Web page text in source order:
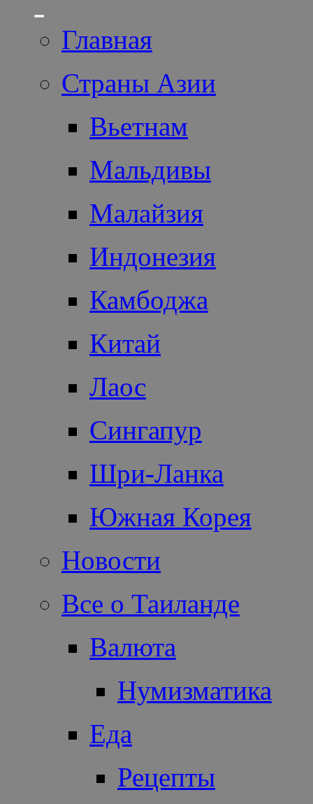
Главная
Страны Азии
Вьетнам
Мальдивы
Малайзия
Индонезия
Камбоджа
Китай
Лаос
Сингапур
Шри-Ланка
Южная Корея
Новости
Все о Таиланде
Валюта
Нумизматика
Еда
Рецепты